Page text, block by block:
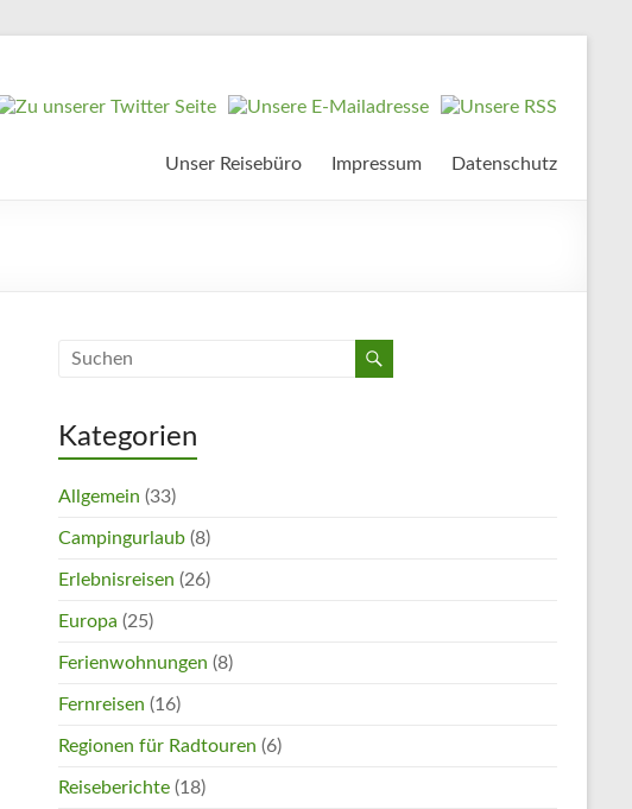
Unser Reisebüro Impressum Datenschutz
Kategorien
Allgemein (33)
Campingurlaub (8)
Erlebnisreisen (26)
Europa (25)
Ferienwohnungen (8)
Fernreisen (16)
Regionen für Radtouren (6)
Reiseberichte (18)